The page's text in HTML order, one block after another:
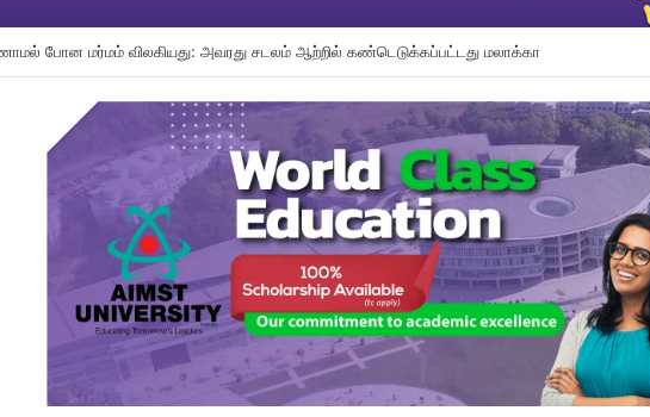
வலுப்படுத்த காவல்துறை AI மற்றும் ட்ரோன் பயன்பாட்டை விரிவுபடுத்துகிறது